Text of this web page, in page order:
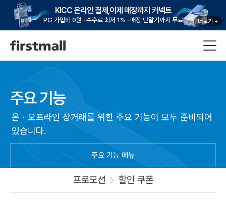
KICC 온라인 결제,이제 매장까지 커넥트
PG 가입비 0원 · 수수료 최저 1% · 매장 단말기까지 무료 더보기 +
주요 기능
온ㆍ오프라인 상거래를 위한 주요 기능이 모두 준비되어
있습니다.
주요 기능 메뉴
프로모션 할인 쿠폰